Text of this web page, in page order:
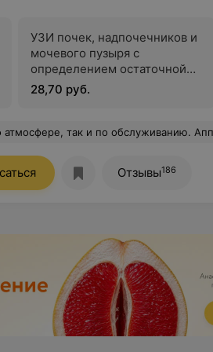
УЗИ почек, надпочечников и
мочевого пузыря с
определением остаточной
мочи
28,70 руб.
Аппаратурва хорошая. Очень приветливый персонал.
Отзывы186